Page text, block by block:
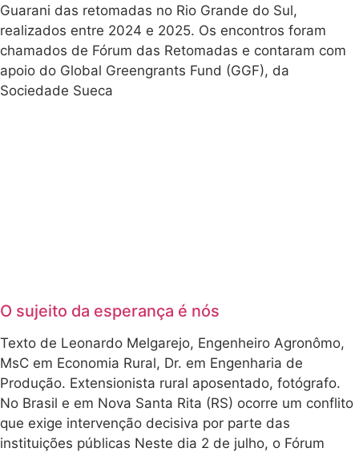
Guarani das retomadas no Rio Grande do Sul,
realizados entre 2024 e 2025. Os encontros foram
chamados de Fórum das Retomadas e contaram com
apoio do Global Greengrants Fund (GGF), da
Sociedade Sueca
O sujeito da esperança é nós
Texto de Leonardo Melgarejo, Engenheiro Agronômo,
MsC em Economia Rural, Dr. em Engenharia de
Produção. Extensionista rural aposentado, fotógrafo.
No Brasil e em Nova Santa Rita (RS) ocorre um conflito
que exige intervenção decisiva por parte das
instituições públicas Neste dia 2 de julho, o Fórum